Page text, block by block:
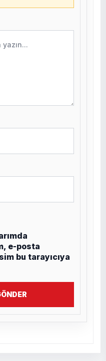
e-posta
bu tarayıcıya